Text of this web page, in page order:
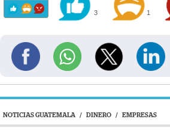
3 1
NOTICIAS GUATEMALA / DINERO / EMPRESAS